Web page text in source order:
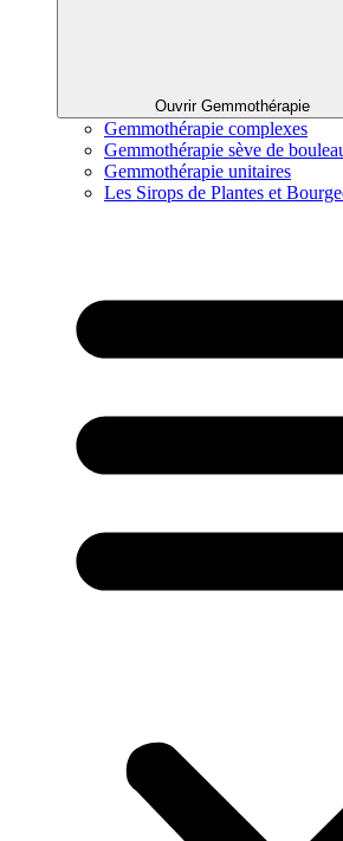
Ouvrir Gemmothérapie
Gemmothérapie complexes
Gemmothérapie sève de
Gemmothérapie unitaires
Les Sirops de Plantes et